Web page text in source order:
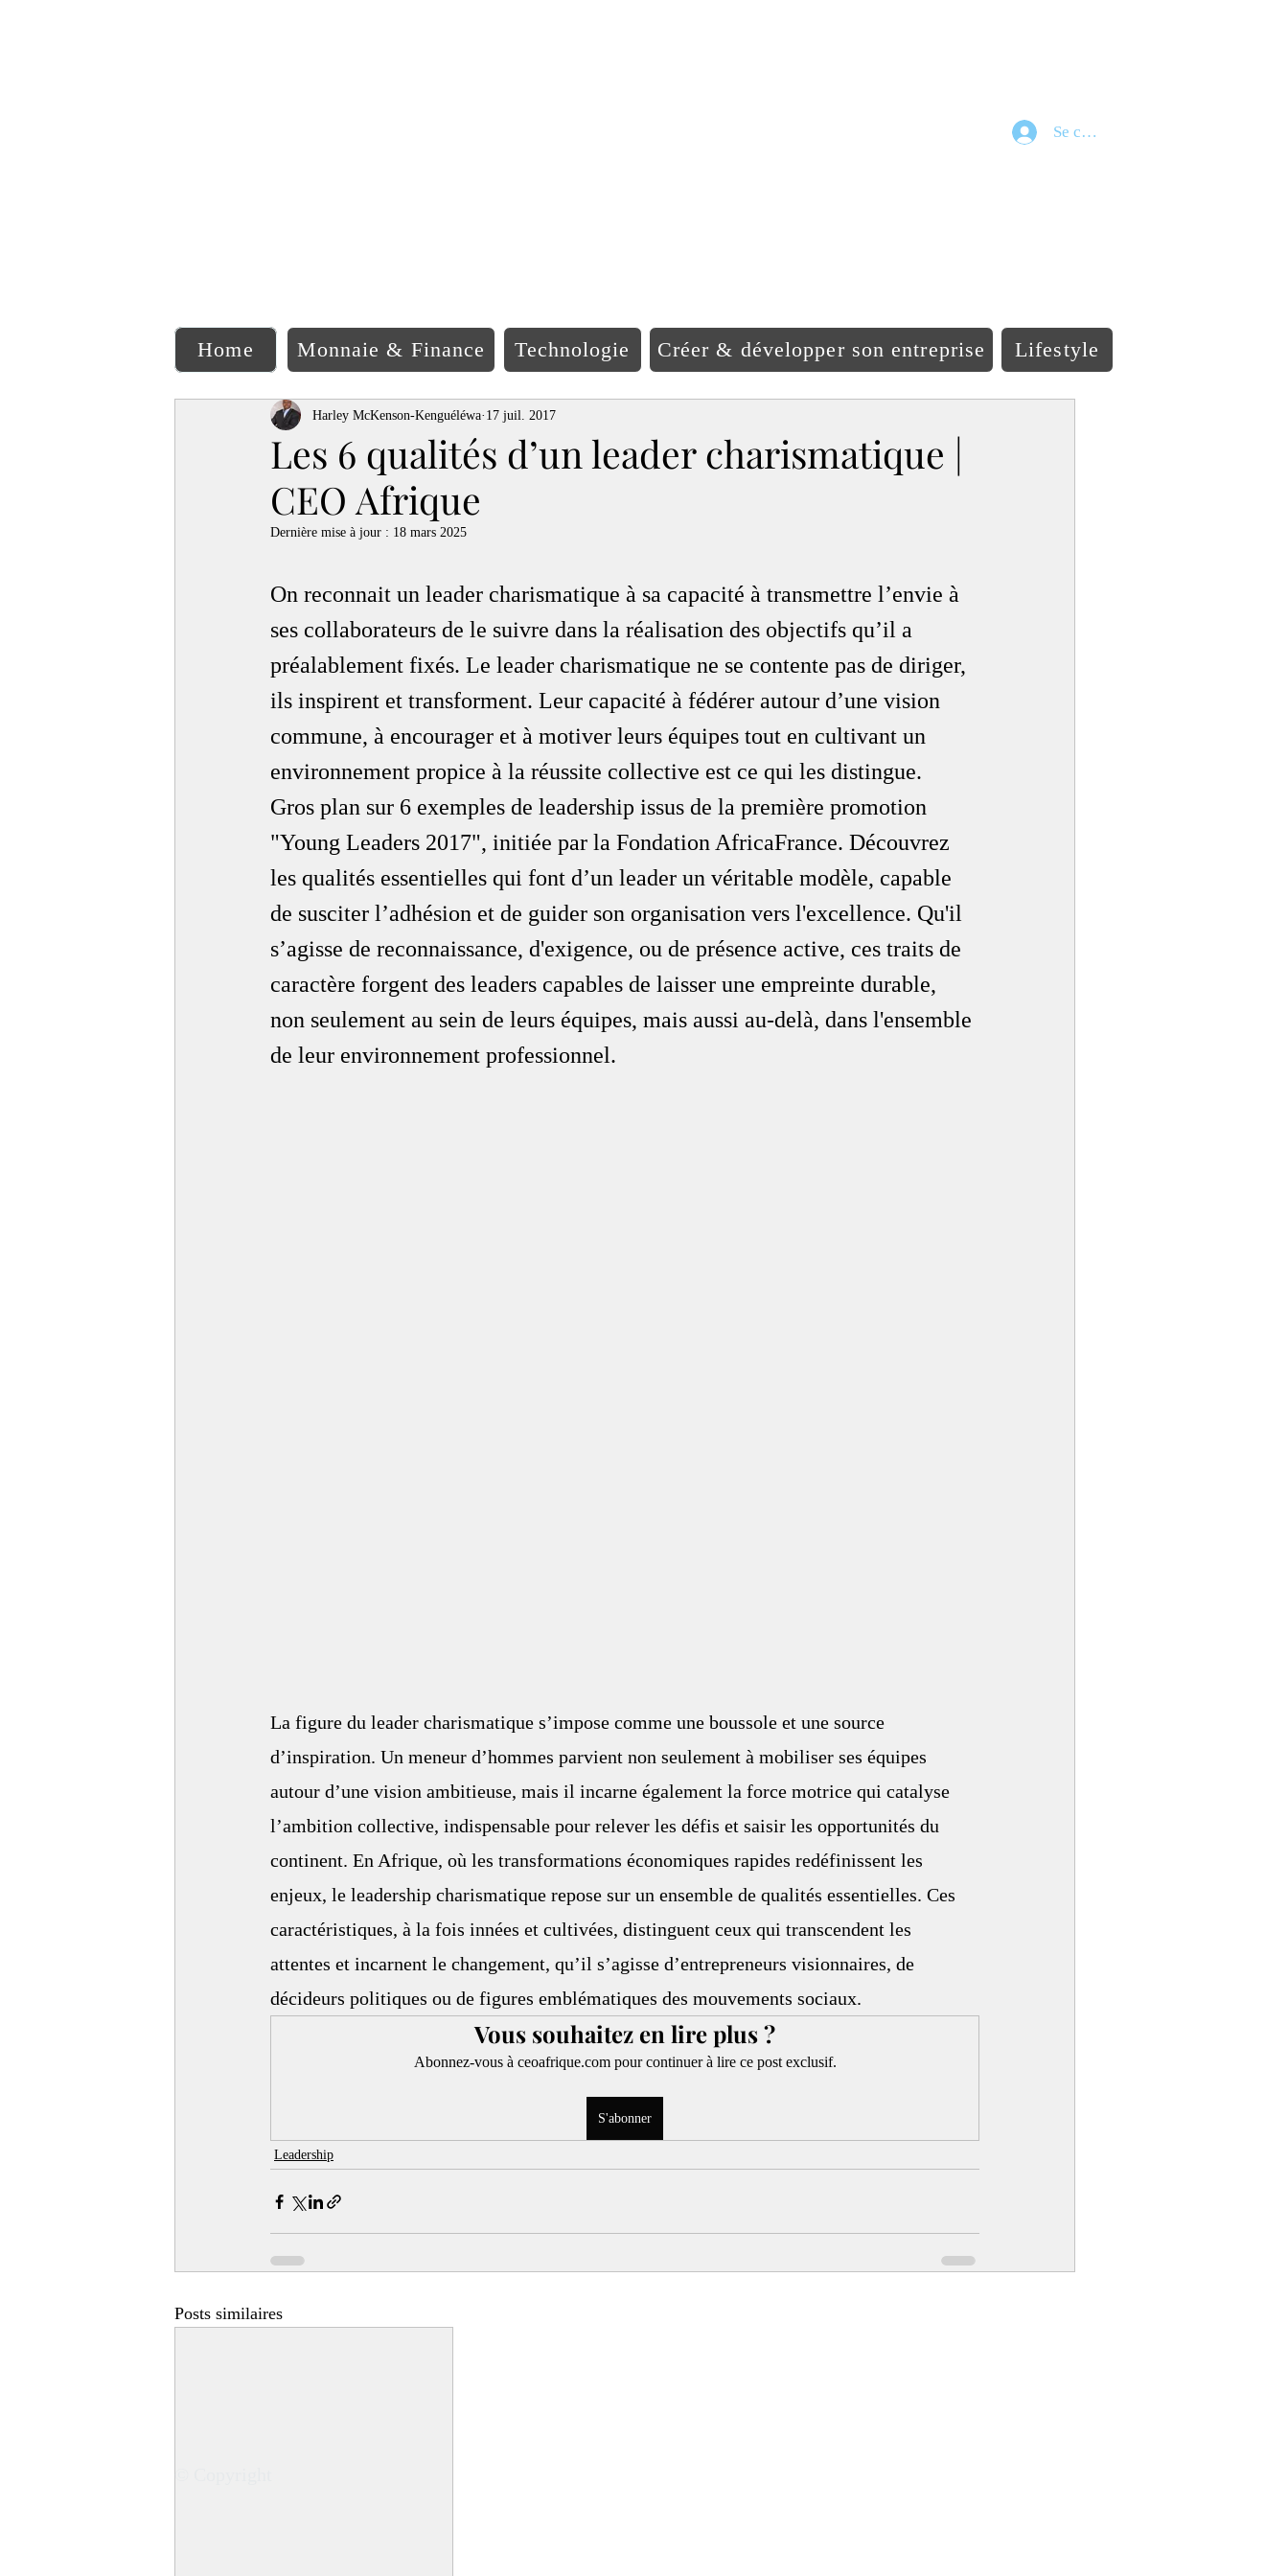
Se connecter
Home Monnaie & Finance Technologie Créer & développer son entreprise Lifestyle
Les 6 qualités d’un leader charismatique |
CEO Afrique
Harley McKenson-Kenguéléwa 17 juil. 2017
Dernière mise à jour : 18 mars 2025
On reconnait un leader charismatique à sa capacité à transmettre l’envie à
ses collaborateurs de le suivre dans la réalisation des objectifs qu’il a
préalablement fixés. Le leader charismatique ne se contente pas de diriger,
ils inspirent et transforment. Leur capacité à fédérer autour d’une vision
commune, à encourager et à motiver leurs équipes tout en cultivant un
environnement propice à la réussite collective est ce qui les distingue.
Gros plan sur 6 exemples de leadership issus de la première promotion
"Young Leaders 2017", initiée par la Fondation AfricaFrance. Découvrez
les qualités essentielles qui font d’un leader un véritable modèle, capable
de susciter l’adhésion et de guider son organisation vers l'excellence. Qu'il
s’agisse de reconnaissance, d'exigence, ou de présence active, ces traits de
caractère forgent des leaders capables de laisser une empreinte durable,
non seulement au sein de leurs équipes, mais aussi au-delà, dans l'ensemble
de leur environnement professionnel.
La figure du leader charismatique s’impose comme une boussole et une source
d’inspiration. Un meneur d’hommes parvient non seulement à mobiliser ses équipes
autour d’une vision ambitieuse, mais il incarne également la force motrice qui catalyse
l’ambition collective, indispensable pour relever les défis et saisir les opportunités du
continent. En Afrique, où les transformations économiques rapides redéfinissent les
enjeux, le leadership charismatique repose sur un ensemble de qualités essentielles. Ces
caractéristiques, à la fois innées et cultivées, distinguent ceux qui transcendent les
attentes et incarnent le changement, qu’il s’agisse d’entrepreneurs visionnaires, de
décideurs politiques ou de figures emblématiques des mouvements sociaux.
Vous souhaitez en lire plus ?
Abonnez-vous à ceoafrique.com pour continuer à lire ce post exclusif.
S'abonner
Leadership
Posts similaires